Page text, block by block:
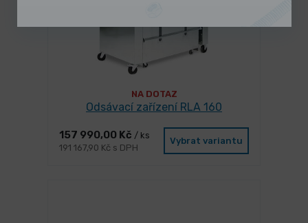
NA DOTAZ
Odsávací zařízení RLA 160
157 990,00 Kč / ks
191 167,90 Kč s DPH
Vybrat variantu